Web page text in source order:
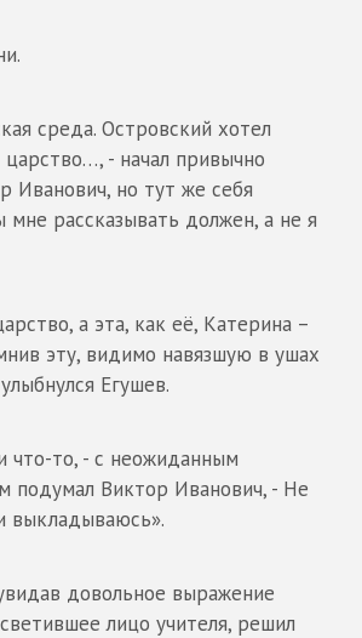
среда. Островский хотел
- начал привычно
Иванович, но тут же себя
мне рассказывать должен, а не я
а эта, как её, Катерина –
эту, видимо навязшую в ушах
Егушев.
что-то, - с неожиданным
подумал Виктор Иванович, - Не
выкладываюсь».
довольное выражение
лицо учителя, решил